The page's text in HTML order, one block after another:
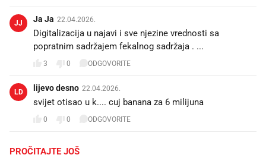
JJ Ja Ja 22.04.2026.
Digitalizacija u najavi i sve njezine vrednosti sa
popratnim sadržajem fekalnog sadržaja . ...
3 0 ODGOVORITE
LD lijevo desno 22.04.2026.
svijet otisao u k.... cuj banana za 6 milijuna
0 0 ODGOVORITE
PROČITAJTE JOŠ